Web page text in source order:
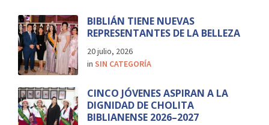
BIBLIÁN TIENE NUEVAS
REPRESENTANTES DE LA BELLEZA
20 julio, 2026
in SIN CATEGORÍA
CINCO JÓVENES ASPIRAN A LA
DIGNIDAD DE CHOLITA
BIBLIANENSE 2026–2027